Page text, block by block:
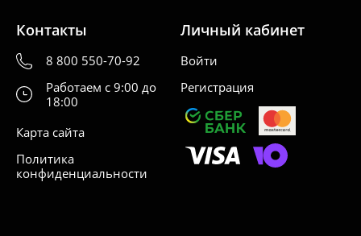
Контакты
8 800 550-70-92
Работаем с 9:00 до
18:00
Карта сайта
Политика
конфиденциальности
Личный кабинет
Войти
Регистрация